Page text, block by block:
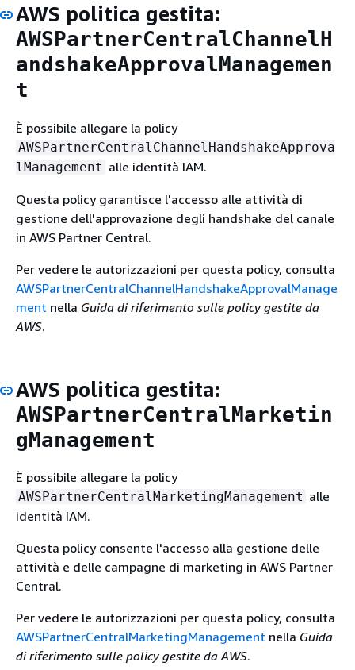
AWS politica gestita:
AWSPartnerCentralChannelH
andshakeApprovalManagemen
t
È possibile allegare la policy
AWSPartnerCentralChannelHandshakeApprova
lManagement alle identità IAM.
Questa policy garantisce l'accesso alle attività di
gestione dell'approvazione degli handshake del canale
in AWS Partner Central.
Per vedere le autorizzazioni per questa policy, consulta
AWSPartnerCentralChannelHandshakeApprovalManage
ment nella Guida di riferimento sulle policy gestite da
AWS.
AWS politica gestita:
AWSPartnerCentralMarketin
gManagement
È possibile allegare la policy
AWSPartnerCentralMarketingManagement alle
identità IAM.
Questa policy consente l'accesso alla gestione delle
attività e delle campagne di marketing in AWS Partner
Central.
Per vedere le autorizzazioni per questa policy, consulta
AWSPartnerCentralMarketingManagement nella Guida
di riferimento sulle policy gestite da AWS.